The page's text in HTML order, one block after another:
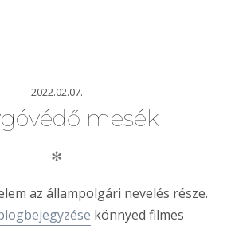
2022.02.07.
mesék
✻
az állampolgári nevelés része.
könnyed filmes